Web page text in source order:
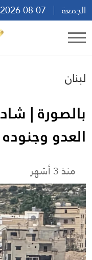
الجمعة
لبنان
بالصورة |
العدو
منذ 3 أشهر